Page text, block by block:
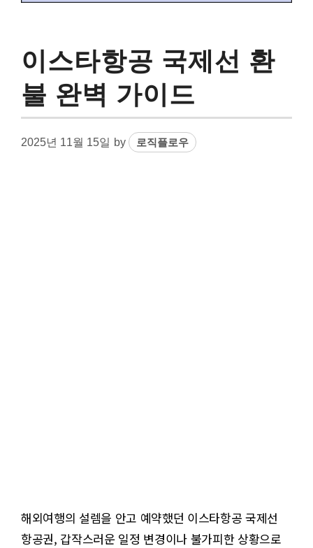
이스타항공 국제선 환
불 완벽 가이드
2025년 11월 15일 by 로직플로우
해외여행의 설렘을 안고 예약했던 이스타항공 국제선
항공권, 갑작스러운 일정 변경이나 불가피한 상황으로